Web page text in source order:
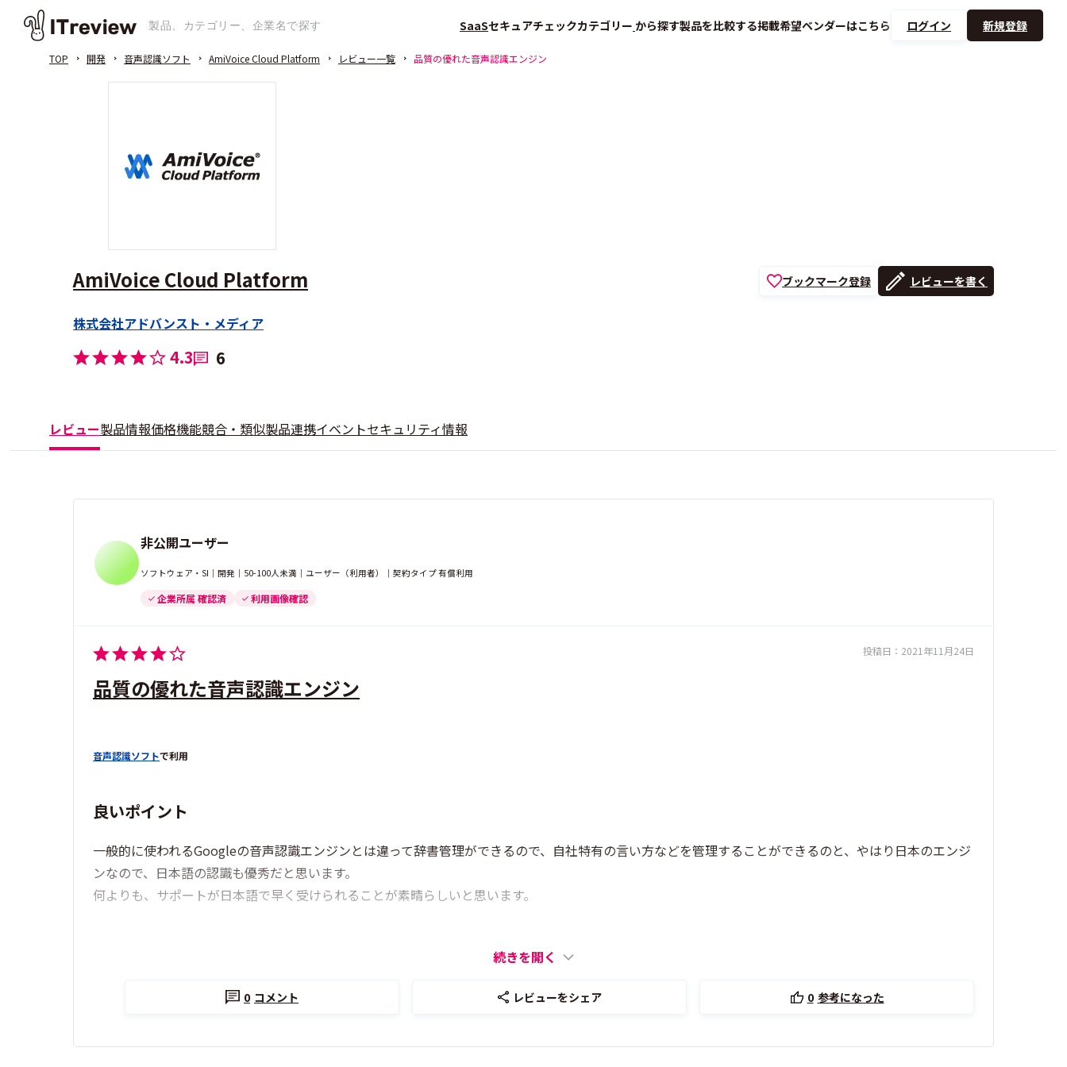
SaaSセキュアチェックカテゴリー から探す製品を比較する掲載希望ベンダーはこちら ログイン 新規登録
TOP 開発 音声認識ソフト AmiVoice Cloud Platform レビュー一覧 品質の優れた音声認識エンジン
AmiVoice Cloud Platform
株式会社アドバンスト・メディア
4.3 6
ブックマーク登録 レビューを書く
レビュー製品情報価格機能競合・類似製品連携イベントセキュリティ情報
非公開ユーザー
ソフトウェア・SI｜開発｜50-100人未満｜ユーザー（利用者）｜契約タイプ 有償利用
企業所属 確認済 利用画像確認
投稿日： 2021年11月24日
品質の優れた音声認識エンジン
音声認識ソフトで利用
良いポイント
一般的に使われるGoogleの音声認識エンジンとは違って辞書管理ができるので、自社特有の言い方などを管理することができるのと、やはり日本のエンジ
ンなので、日本語の認識も優秀だと思います。
何よりも、サポートが日本語で早く受けられることが素晴らしいと思います。
続きを開く
0 コメント レビューをシェア 0 参考になった